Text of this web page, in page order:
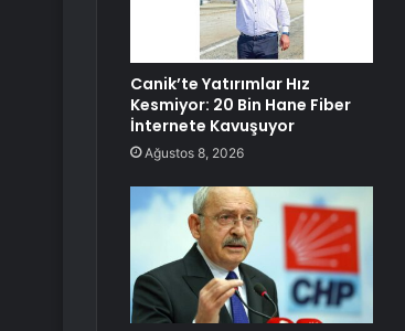
Canik’te Yatırımlar Hız
Kesmiyor: 20 Bin Hane Fiber
İnternete Kavuşuyor
Ağustos 8, 2026